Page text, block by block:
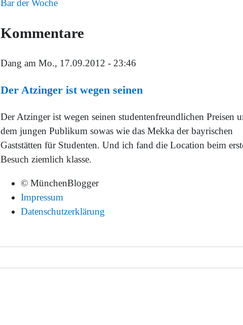
Bar der Woche
Kommentare
Dang am Mo., 17.09.2012 - 23:46
Der Atzinger ist wegen seinen
Der Atzinger ist wegen seinen studentenfreundlichen Preisen
dem jungen Publikum sowas wie das Mekka der bayrischen
Gaststätten für Studenten. Und ich fand die Location beim
Besuch ziemlich klasse.
© MünchenBlogger
Impressum
Datenschutzerklärung